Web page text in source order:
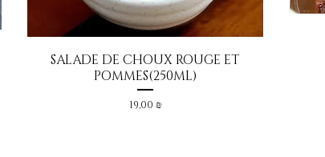
Aperçu rapide
SALADE DE CHOUX ROUGE ET
POMMES(250ML)
Prix
19,00 ₪